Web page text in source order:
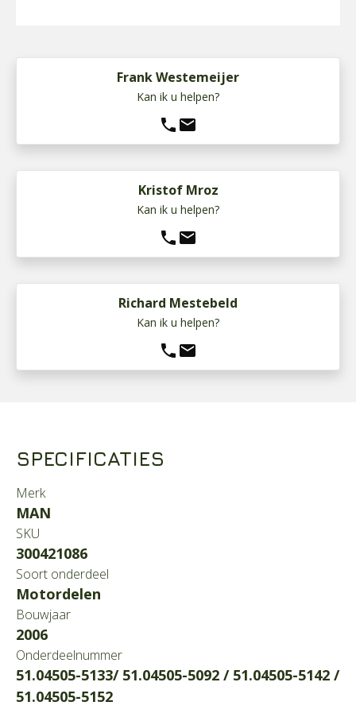
Frank Westemeijer
Kan ik u helpen?
phone mail
Kristof Mroz
Kan ik u helpen?
phone mail
Richard Mestebeld
Kan ik u helpen?
phone mail
SPECIFICATIES
Merk
MAN
SKU
300421086
Soort onderdeel
Motordelen
Bouwjaar
2006
Onderdeelnummer
51.04505-5133/ 51.04505-5092 / 51.04505-5142 /
51.04505-5152